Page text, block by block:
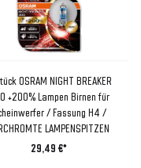
OSRAM NIGHT BREAKER
+200% Lampen Birnen für
/ Fassung H4 /
LAMPENSPITZEN
29,49 €*